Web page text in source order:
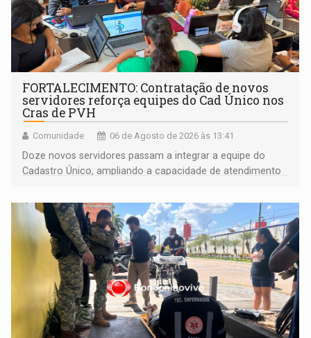
FORTALECIMENTO: Contratação de novos
servidores reforça equipes do Cad Único nos
Cras de PVH
Comunidade 06 de Agosto de 2026 às 13:41
Doze novos servidores passam a integrar a equipe do
Cadastro Único, ampliando a capacidade de atendimento